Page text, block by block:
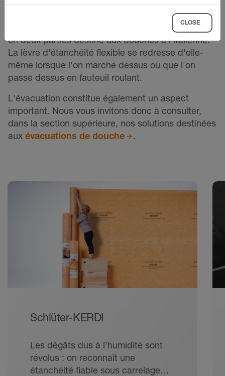
est un
profilé anti-éclaboussures en aluminium anodisé et
en deux parties destiné aux douches à l’italienne.
La lèvre d'étanchéité flexible se redresse d'elle-
même lorsque l'on marche dessus ou que l'on
passe dessus en fauteuil roulant.
L'évacuation constitue également un aspect
important. Nous vous invitons donc à consulter,
dans la section supérieure, nos solutions destinées
aux évacuations de douche .
Schlüter-KERDI
Les dégâts dus à l’humidité sont
révolus : on reconnaît une
étanchéité fiable sous carrelage
CLOSE